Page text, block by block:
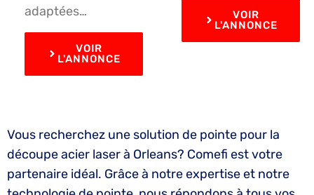
adaptées…
VOIR
L'ANNONCE
VOIR
L'ANNONCE
Vous recherchez une solution de pointe pour la
découpe acier laser à Orleans? Comefi est votre
partenaire idéal. Grâce à notre expertise et notre